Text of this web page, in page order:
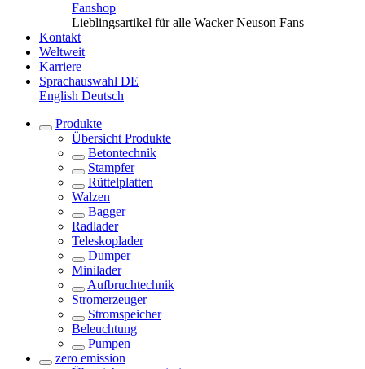
Fanshop
Lieblingsartikel für alle Wacker Neuson Fans
Kontakt
Weltweit
Karriere
Sprachauswahl DE
English Deutsch
Produkte
Übersicht Produkte
Betontechnik
Stampfer
Rüttelplatten
Walzen
Bagger
Radlader
Teleskoplader
Dumper
Minilader
Aufbruchtechnik
Stromerzeuger
Stromspeicher
Beleuchtung
Pumpen
zero emission